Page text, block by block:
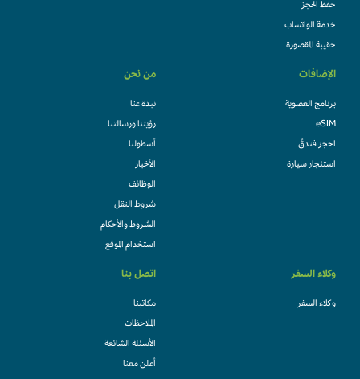
حفظ الحجز
خدمة الواتساب
حقيبة المقصورة
الإضافات
برنامج العضوية
eSIM
احجز فندقً
استئجار سيارة
من نحن
نبذة عنا
رؤيتنا ورسالتنا
أسطولنا
الأخبار
الوظائف
شروط النقل
الشروط والأحكام
استخدام الموقع
وكلاء السفر
وكلاء السفر
اتصل بنا
مكاتبنا
الملاحظات
الأسئلة الشائعة
أعلن معنا